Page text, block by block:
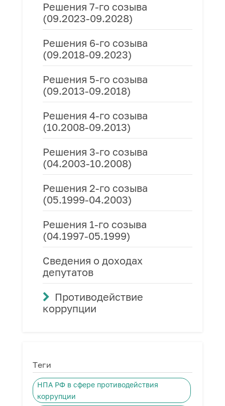
Решения 7-го созыва
(09.2023-09.2028)
Решения 6-го созыва
(09.2018-09.2023)
Решения 5-го созыва
(09.2013-09.2018)
Решения 4-го созыва
(10.2008-09.2013)
Решения 3-го созыва
(04.2003-10.2008)
Решения 2-го созыва
(05.1999-04.2003)
Решения 1-го созыва
(04.1997-05.1999)
Сведения о доходах
депутатов
Противодействие
коррупции
Теги
НПА РФ в сфере противодействия
коррупции